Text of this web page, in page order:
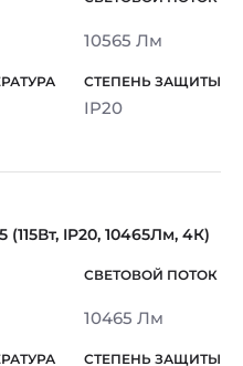
10565 Лм
IP20
(115Вт, IP20, 10465Лм, 4К)
10465 Лм